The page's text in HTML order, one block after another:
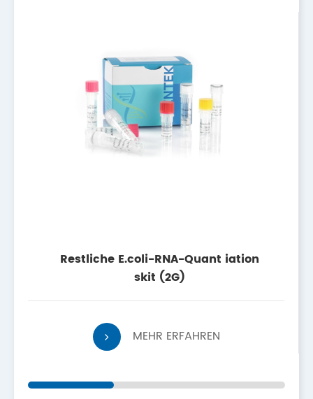
Restliche E.coli-RNA-Quant iation
skit (2G)
MEHR ERFAHREN